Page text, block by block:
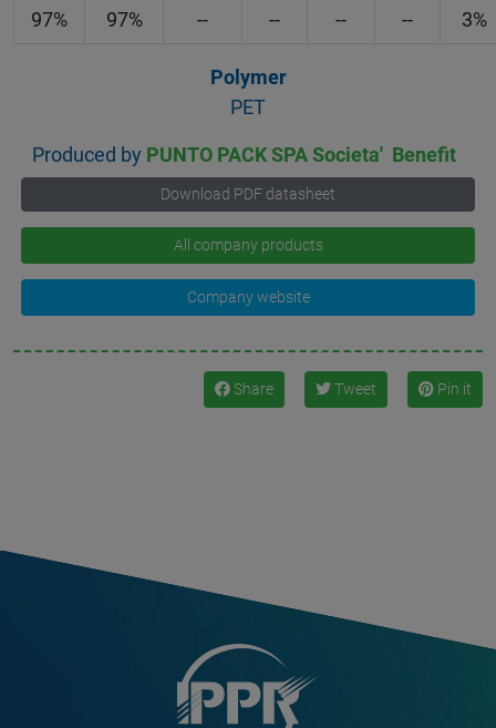
97% 97% -- -- -- -- 3%
Polymer
PET
Produced by PUNTO PACK SPA Societa' Benefit
Download PDF datasheet
All company products
Company website
Share Tweet Pin it